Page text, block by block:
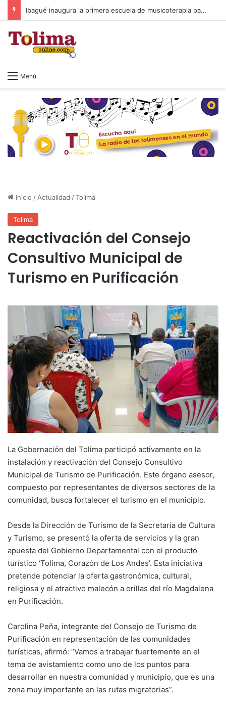
Ibagué inaugura la primera escuela de musicoterapia para niños con discapacidad múltiple, una apuesta por la inclusión
Menú
Inicio / Actualidad /Tolima
Tolima
Reactivación del Consejo
Consultivo Municipal de
Turismo en Purificación
La Gobernación del Tolima participó activamente en la
instalación y reactivación del Consejo Consultivo
Municipal de Turismo de Purificación. Este órgano asesor,
compuesto por representantes de diversos sectores de la
comunidad, busca fortalecer el turismo en el municipio.
Desde la Dirección de Turismo de la Secretaría de Cultura
y Turismo, se presentó la oferta de servicios y la gran
apuesta del Gobierno Departamental con el producto
turístico ‘Tolima, Corazón de Los Andes’. Esta iniciativa
pretende potenciar la oferta gastronómica, cultural,
religiosa y el atractivo malecón a orillas del río Magdalena
en Purificación.
Carolina Peña, integrante del Consejo de Turismo de
Purificación en representación de las comunidades
turísticas, afirmó: “Vamos a trabajar fuertemente en el
tema de avistamiento como uno de los puntos para
desarrollar en nuestra comunidad y municipio, que es una
zona muy importante en las rutas migratorias”.